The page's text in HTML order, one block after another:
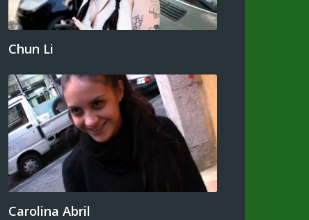
Chun Li
Carolina Abril